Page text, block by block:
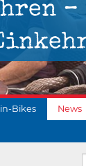
Bikes News